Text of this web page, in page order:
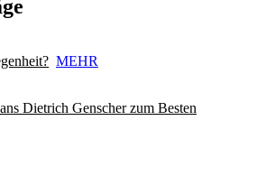
MEHR
Dietrich Genscher zum Besten